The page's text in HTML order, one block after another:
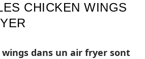
CHICKEN WINGS
wings dans un air fryer sont